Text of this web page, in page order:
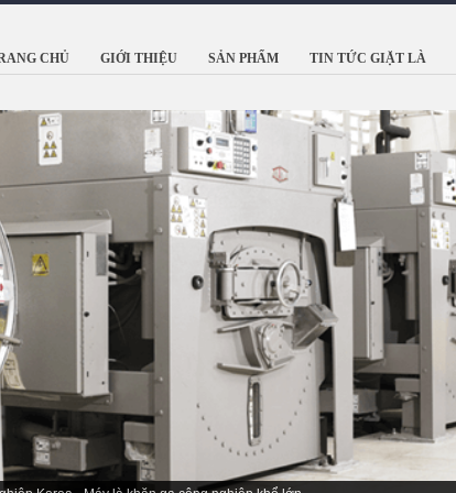
CHỦ GIỚI THIỆU SẢN PHẨM TIN TỨC GIẶT LÀ